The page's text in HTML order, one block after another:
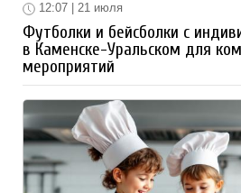
12:07 | 21 июля
Футболки и бейсболки с
в Каменске-Уральском для
мероприятий